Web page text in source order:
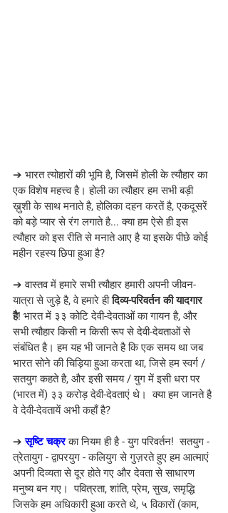
➔ भारत त्योहारों की भूमि है, जिसमें होली के त्यौहार का
एक विशेष महत्त्व है। होली का त्यौहार हम सभी बड़ी
ख़ुशी के साथ मनाते है, होलिका दहन करतें है, एकदूसरें
को बड़े प्यार से रंग लगाते है... क्या हम ऐसे ही इस
त्यौहार को इस रीति से मनाते आए है या इसके पीछे कोई
महीन रहस्य छिपा हुआ है?
➔ वास्तव में हमारे सभी त्यौहार हमारी अपनी जीवन-
यात्रा से जुड़े है, वे हमारे ही दिव्य-परिवर्तन की यादगार
है! भारत में ३३ कोटि देवी-देवताओं का गायन है, और
सभी त्यौहार किसी न किसी रूप से देवी-देवताओं से
संबंधित है। हम यह भी जानते है कि एक समय था जब
भारत सोने की चिड़िया हुआ करता था, जिसे हम स्वर्ग /
सतयुग कहते है, और इसी समय / युग में इसी धरा पर
(भारत में) ३३ करोड़ देवी-देवताएं थे।  क्या हम जानते है
वे देवी-देवतायें अभी कहाँ है?
➔ सृष्टि चक्र का नियम ही है - युग परिवर्तन!  सतयुग -
त्रेतायुग - द्वापरयुग - कलियुग से गुज़रते हुए हम आत्माएं
अपनी दिव्यता से दूर होते गए और देवता से साधारण
मनुष्य बन गए।  पवित्रता, शांति, प्रेम, सुख, समृद्धि
जिसके हम अधिकारी हुआ करते थे, ५ विकारों (काम,